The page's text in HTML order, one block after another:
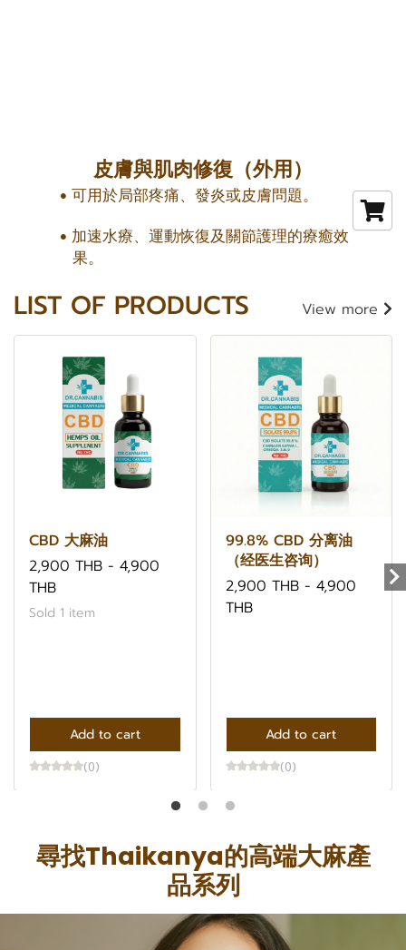
皮膚與肌肉修復（外用）
可用於局部疼痛、發炎或皮膚問題。
加速水療、運動恢復及關節護理的療癒效
果。
LIST OF PRODUCTS View more
CBD 大麻油
2,900 THB - 4,900
THB
Sold 1 item
Add to cart
(0)
99.8% CBD 分离油
（经医生咨询）
2,900 THB- 4,900
THB
Add to cart
(0)
尋找Thaikanya的高端大麻產
品系列